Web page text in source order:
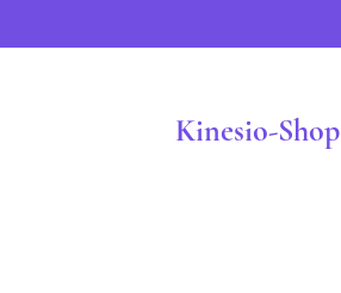
Kinesio-Shop